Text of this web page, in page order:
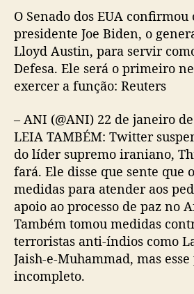
O Senado dos EUA confirmou
presidente Joe Biden, o
Lloyd Austin, para servir
Defesa. Ele será o primeiro
exercer a função: Reuters
– ANI (@ANI) 22 de janeiro de
LEIA TAMBÉM: Twitter
do líder supremo iraniano,
fará. Ele disse que sente que
medidas para atender aos
apoio ao processo de paz no
Também tomou medidas
terroristas anti-índios como
Jaish-e-Muhammad, mas esse
incompleto.